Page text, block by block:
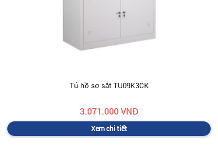
Tủ hồ sơ sắt TU09K3CK
3.071.000 VNĐ
Xem chi tiết